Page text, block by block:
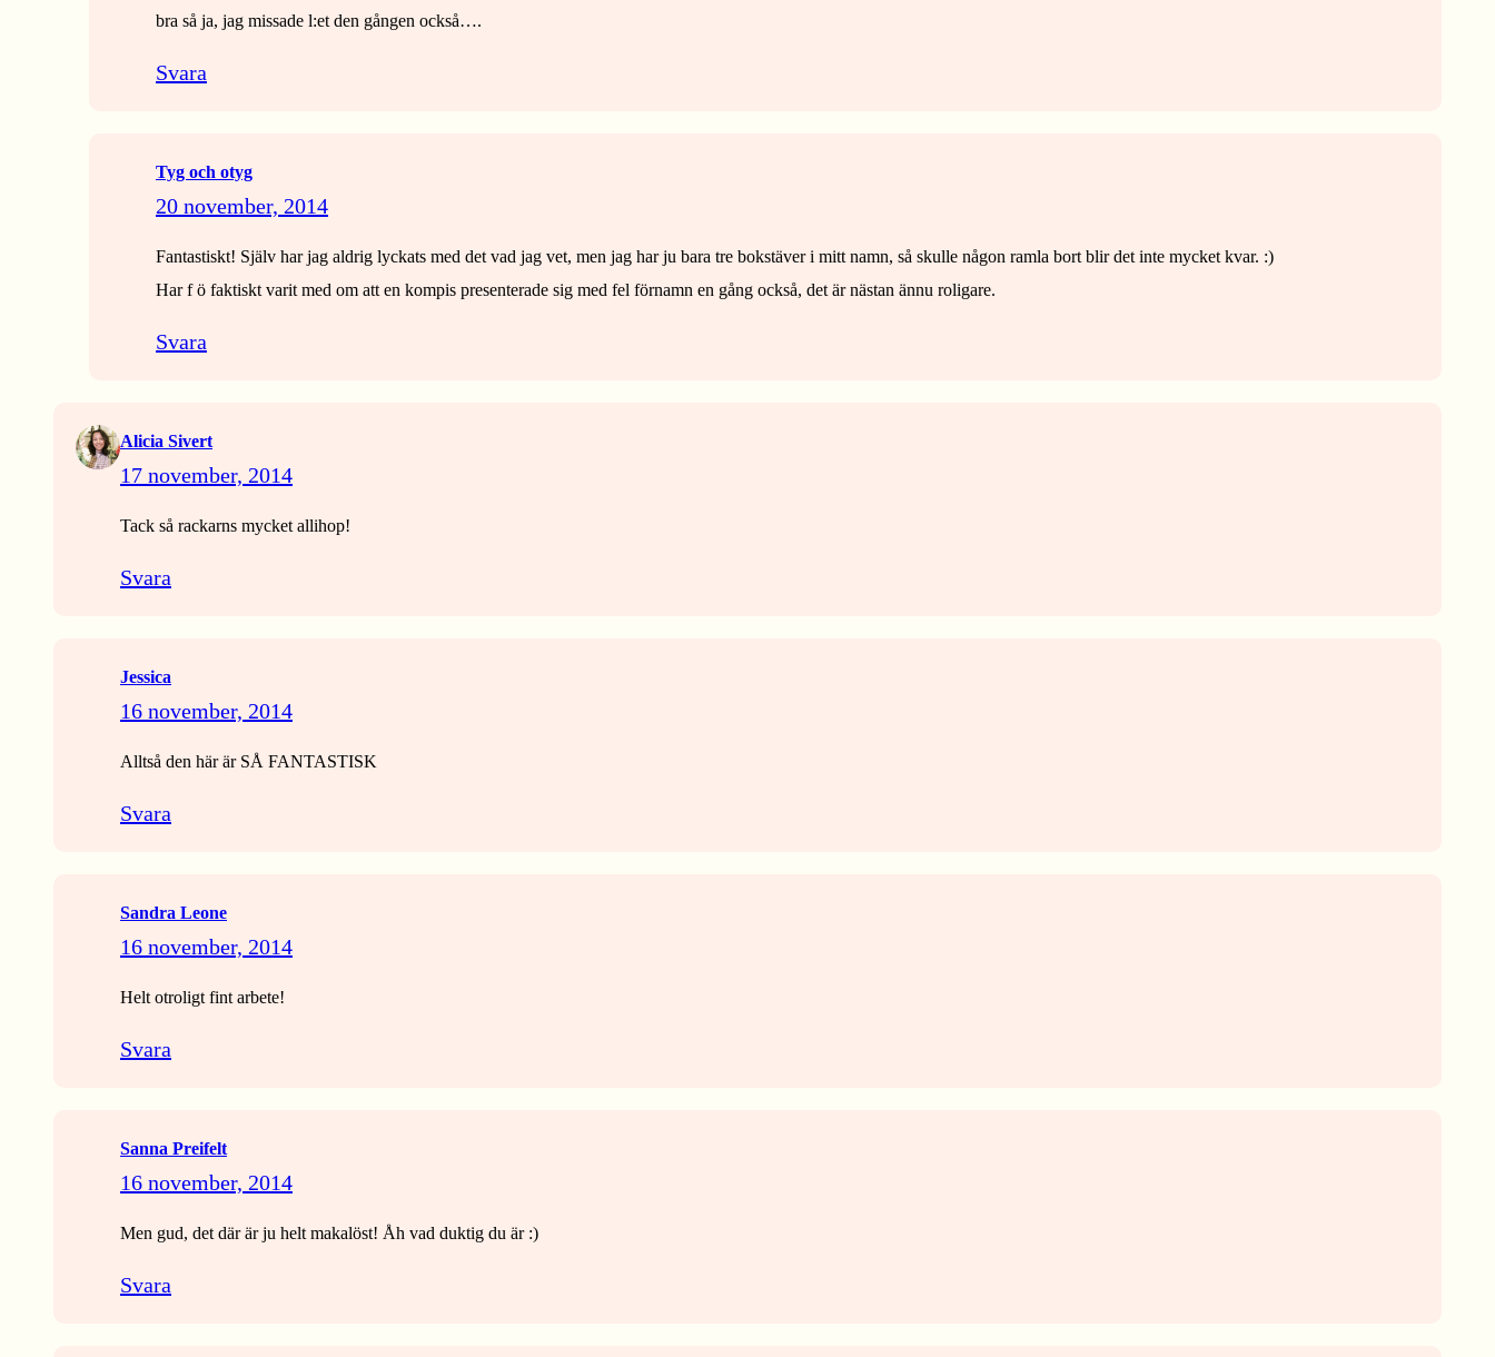
bra så ja, jag missade l:et den gången också….
Svara
Tyg och otyg
20 november, 2014
Fantastiskt! Själv har jag aldrig lyckats med det vad jag vet, men jag har ju bara tre bokstäver i mitt namn, så skulle någon ramla bort blir det inte mycket kvar. :)
Har f ö faktiskt varit med om att en kompis presenterade sig med fel förnamn en gång också, det är nästan ännu roligare.
Svara
Alicia Sivert
17 november, 2014
Tack så rackarns mycket allihop!
Svara
Jessica
16 november, 2014
Alltså den här är SÅ FANTASTISK
Svara
Sandra Leone
16 november, 2014
Helt otroligt fint arbete!
Svara
Sanna Preifelt
16 november, 2014
Men gud, det där är ju helt makalöst! Åh vad duktig du är :)
Svara